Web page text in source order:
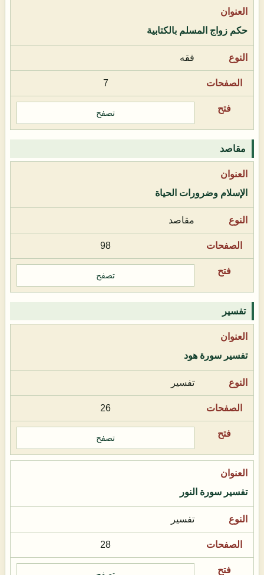
حكم زواج المسلم بالكتابية
فقه
7
تصفح
مقاصد
الإسلام وضرورات الحياة
مقاصد
98
تصفح
تفسير
تفسير سورة هود
تفسير
26
تصفح
تفسير سورة النور
تفسير
28